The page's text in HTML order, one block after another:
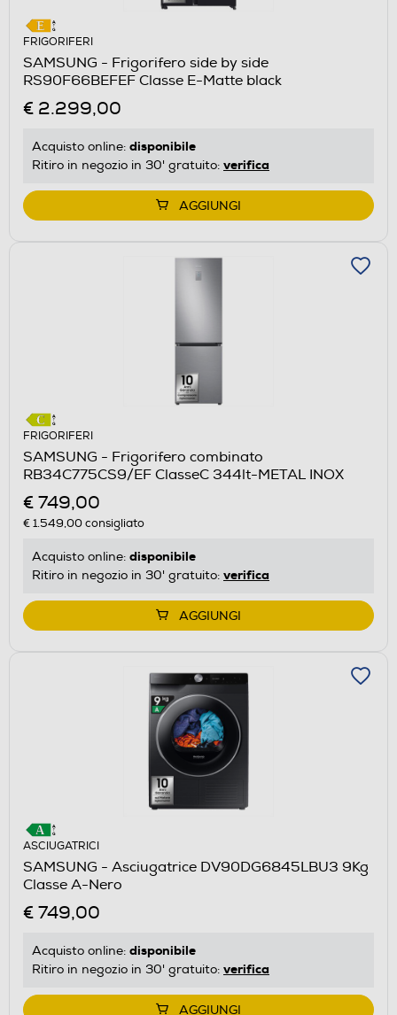
FRIGORIFERI
SAMSUNG - Frigorifero side by side
RS90F66BEFEF Classe E-Matte black
€ 2.299,00
Acquisto online: disponibile
Ritiro in negozio in 30' gratuito: verifica
AGGIUNGI
FRIGORIFERI
SAMSUNG - Frigorifero combinato
RB34C775CS9/EF ClasseC 344lt-METAL INOX
€ 749,00
€ 1.549,00consigliato
Acquisto online: disponibile
Ritiro in negozio in 30' gratuito: verifica
AGGIUNGI
ASCIUGATRICI
SAMSUNG - Asciugatrice DV90DG6845LBU3 9Kg
Classe A-Nero
€ 749,00
Acquisto online: disponibile
Ritiro in negozio in 30' gratuito: verifica
AGGIUNGI